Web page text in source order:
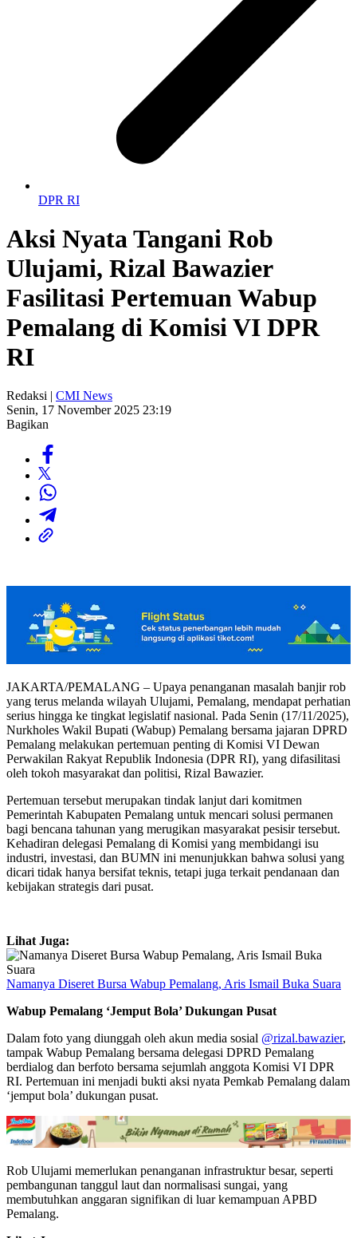
DPR RI
Aksi Nyata Tangani Rob
Ulujami, Rizal Bawazier
Fasilitasi Pertemuan Wabup
Pemalang di Komisi VI DPR
RI
Redaksi | CMI News
Senin, 17 November 2025 23:19
Bagikan
JAKARTA/PEMALANG – Upaya penanganan masalah banjir rob
yang terus melanda wilayah Ulujami, Pemalang, mendapat perhatian
serius hingga ke tingkat legislatif nasional. Pada Senin (17/11/2025),
Nurkholes Wakil Bupati (Wabup) Pemalang bersama jajaran DPRD
Pemalang melakukan pertemuan penting di Komisi VI Dewan
Perwakilan Rakyat Republik Indonesia (DPR RI), yang difasilitasi
oleh tokoh masyarakat dan politisi, Rizal Bawazier.
Pertemuan tersebut merupakan tindak lanjut dari komitmen
Pemerintah Kabupaten Pemalang untuk mencari solusi permanen
bagi bencana tahunan yang merugikan masyarakat pesisir tersebut.
Kehadiran delegasi Pemalang di Komisi yang membidangi isu
industri, investasi, dan BUMN ini menunjukkan bahwa solusi yang
dicari tidak hanya bersifat teknis, tetapi juga terkait pendanaan dan
kebijakan strategis dari pusat.
Lihat Juga:
Namanya Diseret Bursa Wabup Pemalang, Aris Ismail Buka Suara
Wabup Pemalang ‘Jemput Bola’ Dukungan Pusat
Dalam foto yang diunggah oleh akun media sosial @rizal.bawazier,
tampak Wabup Pemalang bersama delegasi DPRD Pemalang
berdialog dan berfoto bersama sejumlah anggota Komisi VI DPR
RI. Pertemuan ini menjadi bukti aksi nyata Pemkab Pemalang dalam
‘jemput bola’ dukungan pusat.
Rob Ulujami memerlukan penanganan infrastruktur besar, seperti
pembangunan tanggul laut dan normalisasi sungai, yang
membutuhkan anggaran signifikan di luar kemampuan APBD
Pemalang.